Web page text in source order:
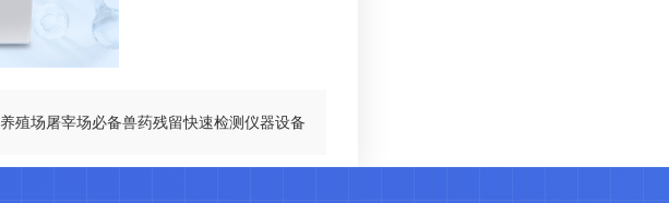
养殖场屠宰场必备兽药残留快速检测仪器设备